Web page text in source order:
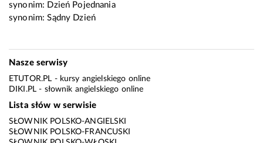
synonim: Dzień Pojednania
synonim:Sądny Dzień
Nasze serwisy
ETUTOR.PL - kursy angielskiego online
DIKI.PL - słownik angielskiego online
Lista słów w serwisie
SŁOWNIK POLSKO-ANGIELSKI
SŁOWNIK POLSKO-FRANCUSKI